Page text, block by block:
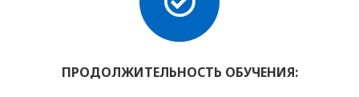
ПРОДОЛЖИТЕЛЬНОСТЬ ОБУЧЕНИЯ: